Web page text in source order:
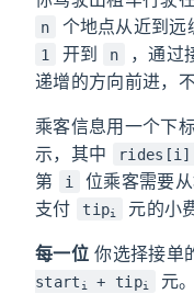
n 个地点从近到远
1 开到 n
，通过
递增的方向前进，
乘客信息用一个下
示，其中
第
i 位乘客需要
支付
tipi 元的小
每一位你选择接单
start i + tipi 元